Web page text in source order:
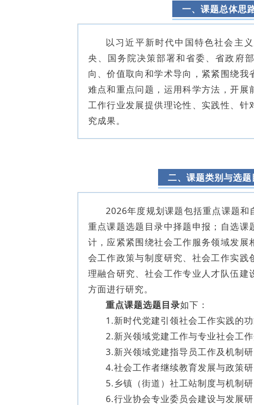
一、课题总体思
以习近平新时代中国特色社会主
央、国务院决策部署和省委、省政府
向、价值取向和学术导向，紧紧围绕我
难点和重点问题，运用科学方法，开展
工作行业发展提供理论性、实践性、针
究成果。
二、课题类别与选题
2026年度规划课题包括重点课题和
重点课题选题目录中择题申报；自选课
计，应紧紧围绕社会工作服务领域发展
会工作政策与制度研究、社会工作实践
理融合研究、社会工作专业人才队伍建
方面进行研究。
重点课题选题目录如下：
1.新时代党建引领社会工作实践的
2.新兴领域党建工作与专业社会工作
3.新兴领域党建指导员工作及机制研
4.社会工作者继续教育发展与政策研
5.乡镇（街道）社工站制度与机制研
6.行业协会专业委员会建设与发展研